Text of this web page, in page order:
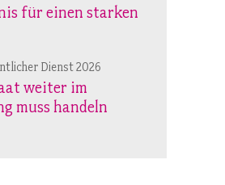
für einen starken
Dienst 2026
weiter im
muss handeln